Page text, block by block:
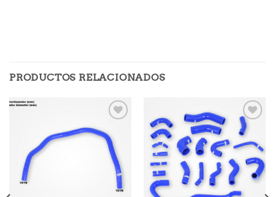
PRODUCTOS RELACIONADOS
a la
lista de
deseos
Añadir
a la
lista de
deseos